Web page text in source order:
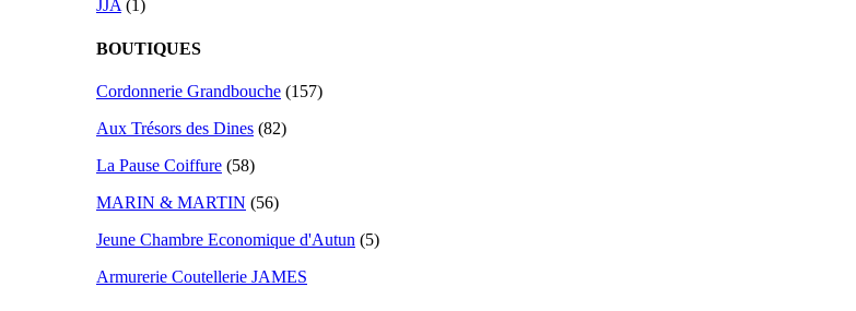
JJA(1)
BOUTIQUES
Cordonnerie Grandbouche (157)
Aux Trésors des Dines (82)
La Pause Coiffure (58)
MARIN & MARTIN (56)
Jeune Chambre Economique d'Autun (5)
Armurerie Coutellerie JAMES